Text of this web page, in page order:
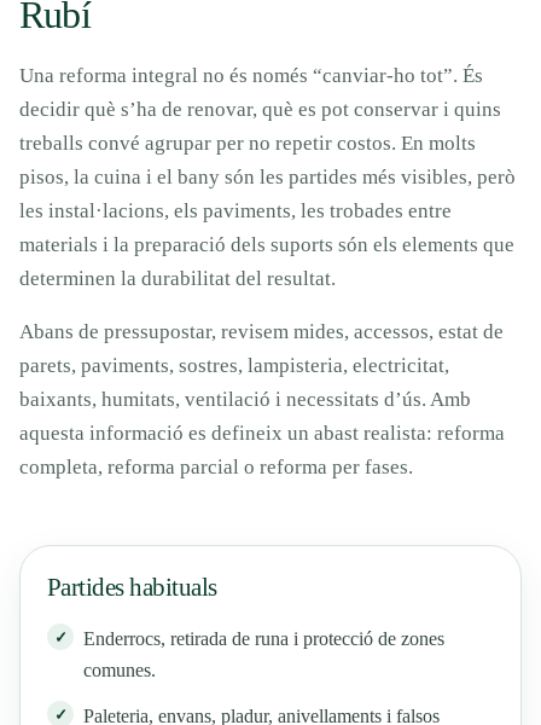
Rubí
Una reforma integral no és només “canviar-ho tot”. És
decidir què s’ha de renovar, què es pot conservar i quins
treballs convé agrupar per no repetir costos. En molts
pisos, la cuina i el bany són les partides més visibles, però
les instal·lacions, els paviments, les trobades entre
materials i la preparació dels suports són els elements que
determinen la durabilitat del resultat.
Abans de pressupostar, revisem mides, accessos, estat de
parets, paviments, sostres, lampisteria, electricitat,
baixants, humitats, ventilació i necessitats d’ús. Amb
aquesta informació es defineix un abast realista: reforma
completa, reforma parcial o reforma per fases.
Partides habituals
Enderrocs, retirada de runa i protecció de zones
comunes.
Paleteria, envans, pladur, anivellaments i falsos